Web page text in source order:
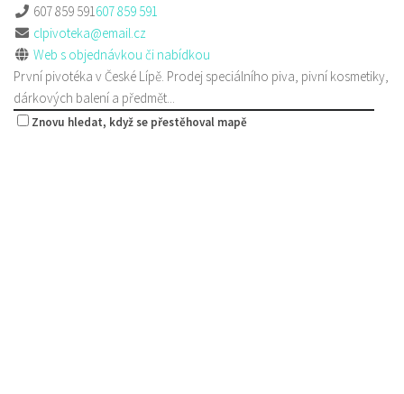
607 859 591607 859 591
clpivoteka@email.cz
Web s objednávkou či nabídkou
První pivotéka v České Lípě. Prodej speciálního piva, pivní kosmetiky,
dárkových balení a předmět...
Znovu hledat, když se přestěhoval mapě